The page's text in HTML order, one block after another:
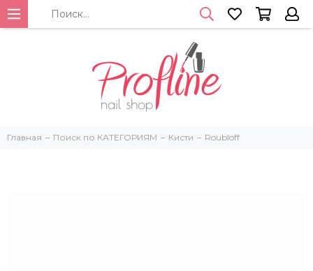
Главная Поиск по КАТЕГОРИЯМ Кисти Roubloff